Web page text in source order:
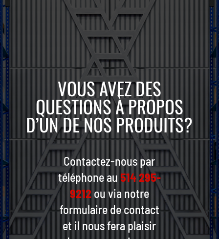
VOUS AVEZ DES
QUESTIONS À PROPOS
D’UN DE NOS PRODUITS?
Contactez-nous par
téléphone au 514 295-
9212ou via notre
formulaire de contact
et il nous fera plaisir